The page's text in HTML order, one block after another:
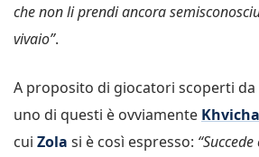
che non li prendi ancora
vivaio”.
A proposito di giocatori scoperti da
uno di questi è ovviamente
cui Zola si è così espresso: